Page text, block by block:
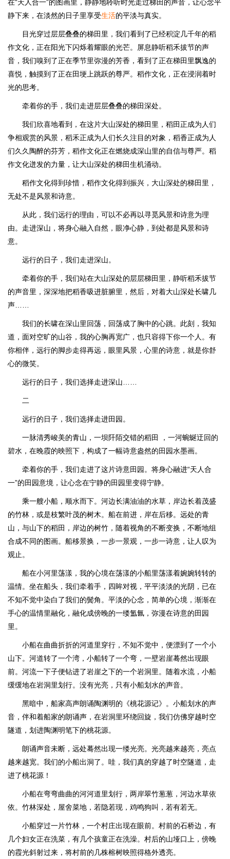
在“天人合一”的图画里，静静地聆听时光走过梯田的声音，让心念平
静下来，在淡然的日子里享受生活的平淡与真实。
目光穿过层层叠叠的梯田里，我们看到了已经积淀几千年的稻
作文化，正在阳光下闪烁着耀眼的光芒。屏息静听稻禾拔节的声
音，我们嗅到了正在季节里弥漫的芳香，看到了正在梯田里飘逸的
喜悦，触摸到了正在田埂上跳跃的尊严。稻作文化，正在浸润着时
光的思考。
牵着你的手，我们走进层层叠叠的梯田深处。
我们欣喜地看到，在这片大山深处的梯田里，稻田正成为人们
争相观赏的风景，稻禾正成为人们长久注目的对象，稻香正成为人
们久久陶醉的芬芳，稻作文化正在燃烧成深山里的自信与尊严。稻
作文化迸发的力量，让大山深处的梯田生机涌动。
稻作文化得到珍惜，稻作文化得到振兴，大山深处的梯田里，
无处不是风景和诗意。
从此，我们远行的理由，可以不必再以寻觅风景和诗意为理
由。走进深山，将身心融入自然，眼净心静，到处都是风景和诗
意。
远行的日子，我们走进深山。
牵着你的手，我们站在大山深处的层层梯田里，静听稻禾拔节
的声音里，深深地把稻香吸进脏腑里，然后，对着大山深处长啸几
声……
我们的长啸在深山里回荡，回荡成了胸中的心跳。此刻，我知
道，面对空旷的山谷，我的心胸再宽广，也只容得下你一个人。有
你相伴，远行的脚步走得再远，眼里风景，心里的诗意，就是你舒
心的微笑。
远行的日子，我们选择走进深山……
二
远行的日子，我们选择走进田园。
一脉清秀峻美的青山，一坝阡陌交错的稻田 ，一河蜿蜒迂回的
碧水，在晚霞的映照下，构成了一幅诗意盎然的田园水墨画。
牵着你的手，我们走进了这片诗意田园。将身心融进“天人合
一”的田园意境，让心念在宁静的田园里变得宁静。
乘一艘小船，顺水而下。河边长满油油的水草，岸边长着茂盛
的竹林，或是枝繁叶茂的树木。船在前进，岸在后移。远处的青
山，与山下的稻田，岸边的树竹，随着视角的不断变换，不断地组
合成不同的图画。船移景换，一步一景观，一步一诗意，让人叹为
观止。
船在小河里荡漾，我的心境在荡漾的小船里荡漾着婉婉转转的
温情。坐在船头，我们牵着手，四眸对视，平平淡淡的光阴，已在
不知不觉中染白了我们的鬓角。平淡的心念，简单的心境，渐渐在
手心的温情里融化，融化成傍晚的一缕氲氤，弥漫在诗意的田园
里。
小船在曲曲折折的河道里穿行，不知不觉中，便漂到了一个小
山下。河道转了一个湾，小船转了一个弯，一壁岩崖蓦然出现眼
前。河流一下子便钻进了岩崖之下的一个岩洞里。随着水流，小船
缓缓地在岩洞里划行。没有光亮，只有小船划水的声音。
黑暗中，船家高声朗诵陶渊明的《桃花源记》。小船划水的声
音，伴和着船家的朗诵声，在岩洞里环绕回旋，我们仿佛穿越时空
隧道，划进陶渊明笔下的桃花源。
朗诵声音未断，远处蓦然出现一缕光亮。光亮越来越亮，亮点
越来越宽。我们的小船出洞了。哇，我们真的穿越了时空隧道，走
进了桃花源！
小船在弯弯曲曲的河河道里划行，两岸翠竹葱葱，河边水草依
依。竹林深处，屋舍菜地，若隐若现，鸡鸣狗叫，若有若无。
小船穿过一片竹林，一个村庄出现在眼前。村前的石桥边，有
几个妇女正在洗菜，有几个孩童正在洗澡。村后的山垭口上，傍晚
的霞光斜射过来，将村前的几株榕树映照得格外透亮。